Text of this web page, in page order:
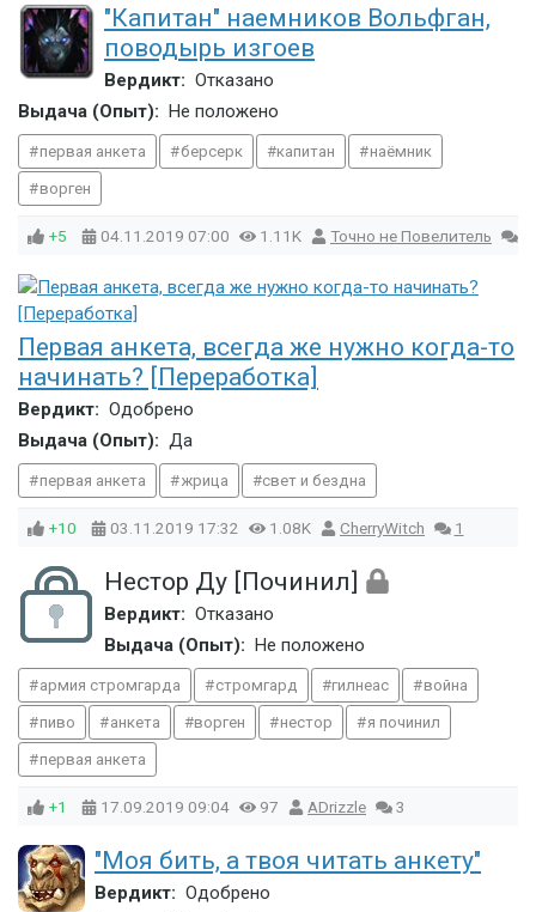
"Капитан" наемников Вольфган,
поводырь изгоев
Вердикт: Отказано
Выдача (Опыт):
Не положено
первая анкета берсерк капитан наёмник
ворген
+5 04.11.2019 07:00 1.11K Точно не Повелитель
Первая анкета, всегда же нужно когда-то
начинать? [Переработка]
Вердикт: Одобрено
Выдача (Опыт): Да
первая анкета жрица свет и бездна
+10 03.11.2019 17:32 1.08K CherryWitch 1
Нестор Ду [Починил]
Вердикт: Отказано
Выдача (Опыт):
Не положено
армия стромгарда стромгард гилнеас война
пиво анкета ворген нестор я починил
первая анкета
+1 17.09.2019 09:04 97 ADrizzle 3
"Моя бить, а твоя читать анкету"
Вердикт: Одобрено